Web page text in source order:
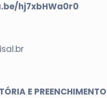
hj7xbHWa0r0
E